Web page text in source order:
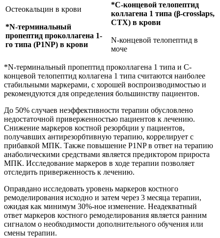
Остеокальцин в крови
*N-терминальный
пропептид проколлагена 1-
го типа (P1NP) в крови
*C-концевой телопептид
коллагена 1 типа (β-crosslaps,
CTX) в крови
N-концевой телопептид в
моче
*N-терминальный пропептид проколлагена 1 типа и С-
концевой телопептид коллагена 1 типа считаются наиболее
стабильными маркерами, с хорошей воспроизводимостью и
рекомендуются для определения большинству пациентов.
До 50% случаев неэффективности терапии обусловлено
недостаточной приверженностью пациентов к лечению.
Снижение маркеров костной резорбции у пациентов,
получавших антирезорбтивную терапию, коррелирует с
прибавкой МПК. Также повышение P1NP в ответ на терапию
анаболическими средствами является предиктором прироста
МПК. Исследование маркеров в ходе терапии позволяет
отследить приверженность к лечению.
Оправдано исследовать уровень маркеров костного
ремоделирования исходно и затем через 3 месяца терапии,
ожидая как минимум 30%-ное изменение. Неадекватный
ответ маркеров костного ремоделирования является ранним
сигналом о необходимости дополнительного обучения или
смены терапии.